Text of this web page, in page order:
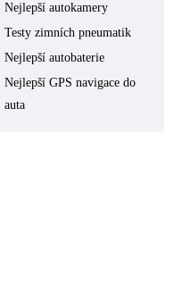
Nejlepší autokamery
Testy zimních pneumatik
Nejlepší autobaterie
Nejlepší GPS navigace do
auta